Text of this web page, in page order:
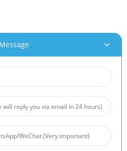
بېيخەي سانائەت باغچىسى ، چاڭخۇڭ Rd 280 # ، جياڭشى جۇڭگو جيۇجياڭ شەھىرى